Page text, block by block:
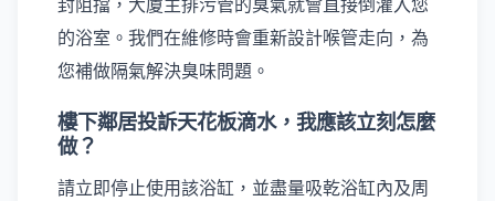
的浴室。我們在維修時會重新設計喉管走向，為
您補做隔氣解決臭味問題。
樓下鄰居投訴天花板滴水，我應該立刻怎麼
做？
請立即停止使用該浴缸，並盡量吸乾浴缸內及周